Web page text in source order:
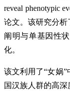
reveal phenotypic
论文。该研究分析
阐明与单基因性
化。
该文利用了“女娲
国汉族人群的高